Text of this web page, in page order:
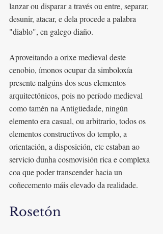
lanzar ou disparar a través ou entre, separar,
desunir, atacar, e dela procede a palabra
"diablo", en galego diaño.
Aproveitando a orixe medieval deste
cenobio, ímonos ocupar da simboloxía
presente nalgúns dos seus elementos
arquitectónicos, pois no período medieval
como tamén na Antigüedade, ningún
elemento era casual, ou arbitrario, todos os
elementos constructivos do templo, a
orientación, a disposición, etc estaban ao
servicio dunha cosmovisión rica e complexa
coa que poder transcender hacia un
coñecemento máis elevado da realidade.
Rosetón